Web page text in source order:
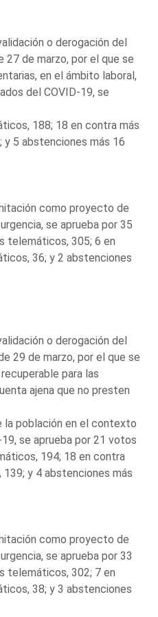
o derogación del
de marzo, por el que se
en el ámbito laboral,
del COVID-19, se
188; 18 en contra más
5 abstenciones más 16
como proyecto de
se aprueba por 35
telemáticos, 305; 6 en
36; y 2 abstenciones
o derogación del
29 de marzo, por el que se
para las
ajena que no presten
la población en el contexto
se aprueba por 21 votos
194; 18 en contra
y 4 abstenciones más
como proyecto de
se aprueba por 33
telemáticos, 302; 7 en
38; y 3 abstenciones